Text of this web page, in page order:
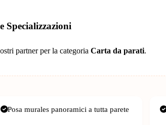
Specializzazioni
partner per la categoria Carta da parati.
Posa murales panoramici a tutta parete